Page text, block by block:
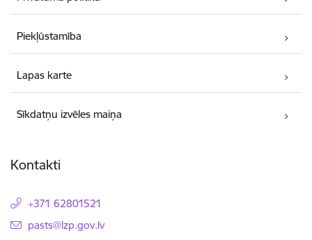
Piekļūstamība
Lapas karte
Sīkdatņu izvēles maiņa
Kontakti
+371 62801521
E-pasts:
pasts@lzp.gov.lv